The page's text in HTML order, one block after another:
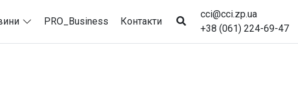
PRO_Business Контакти
cci@cci.zp.ua
+38 (061) 224-69-47